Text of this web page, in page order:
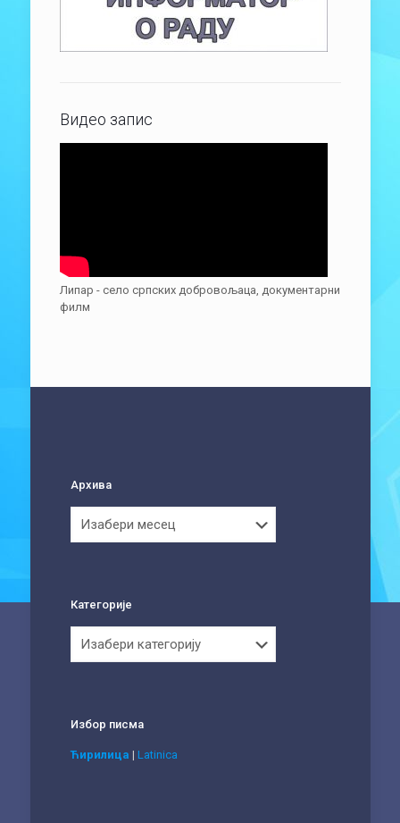
Видео запис
Липар - село српских добровољаца, документарни
филм
Архива
Категорије
Избор писма
Ћирилица | Latinica